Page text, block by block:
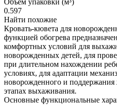
Объём упаковки (м³)
0.597
Найти похожие
Кровать-кювета для
функцией обогрева
комфортных условий для
новорожденных детей, для
при длительном нахождении
условиях, для адаптации
новорожденного и поддержания
этапах выхаживания.
Основные функциональные